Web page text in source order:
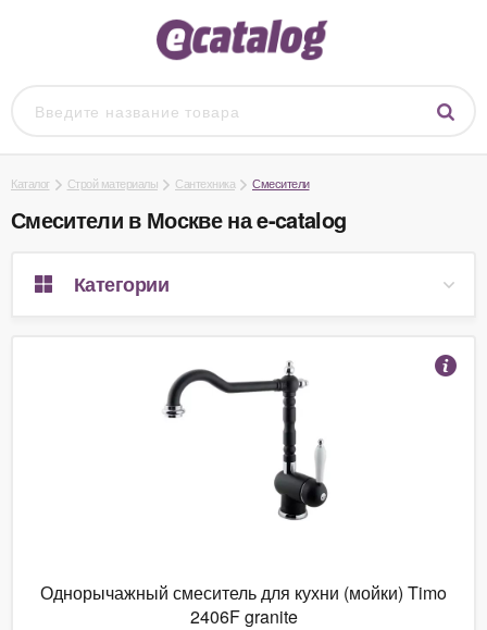
Каталог Строй материалы Сантехника Смесители
Смесители в Москве на e-catalog
Категории
Однорычажный смеситель для кухни (мойки) Timo
2406F granite